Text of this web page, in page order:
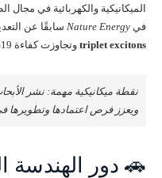
الميكانيكية والكهربائية في
في Nature Energy سابقًا عن
triplet excitons وتجاوزت كفاءة 19%.
نقطة ميكانيكية مهمة: نشر
ويعزز فرص اعتمادها وتطويرها
🚗 دور الهندسة